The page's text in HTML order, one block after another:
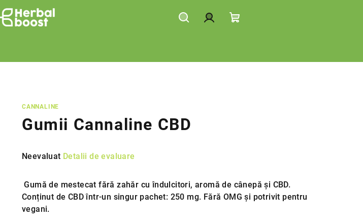
de
CANNALINE
Gumii Cannaline CBD
Evaluarea
a
produsului
este
0,0
Neevaluat Detalii de evaluare
Gumă de mestecat fără zahăr cu îndulcitori, aromă de cânepă și CBD.
Conținut de CBD într-un singur pachet: 250 mg. Fără OMG și potrivit pentru
vegani.